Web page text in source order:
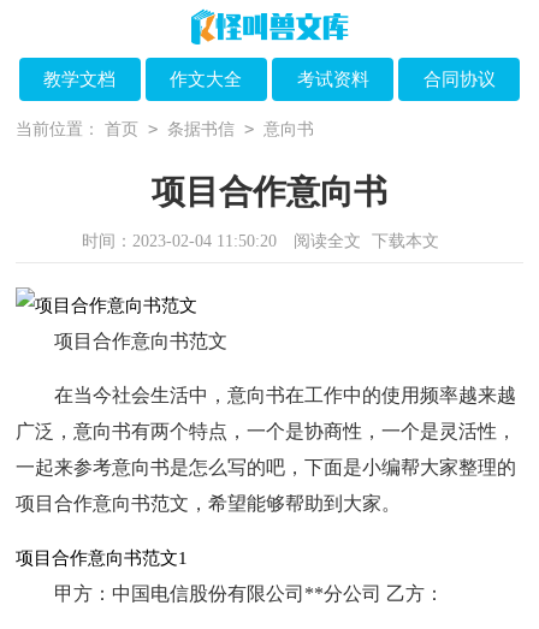
教学文档 作文大全 考试资料 合同协议
当前位置： 首页 > 条据书信 > 意向书
项目合作意向书
时间：2023-02-04 11:50:20 阅读全文 下载本文
项目合作意向书范文
在当今社会生活中，意向书在工作中的使用频率越来越
广泛，意向书有两个特点，一个是协商性，一个是灵活性，
一起来参考意向书是怎么写的吧，下面是小编帮大家整理的
项目合作意向书范文，希望能够帮助到大家。
项目合作意向书范文1
甲方：中国电信股份有限公司**分公司 乙方：